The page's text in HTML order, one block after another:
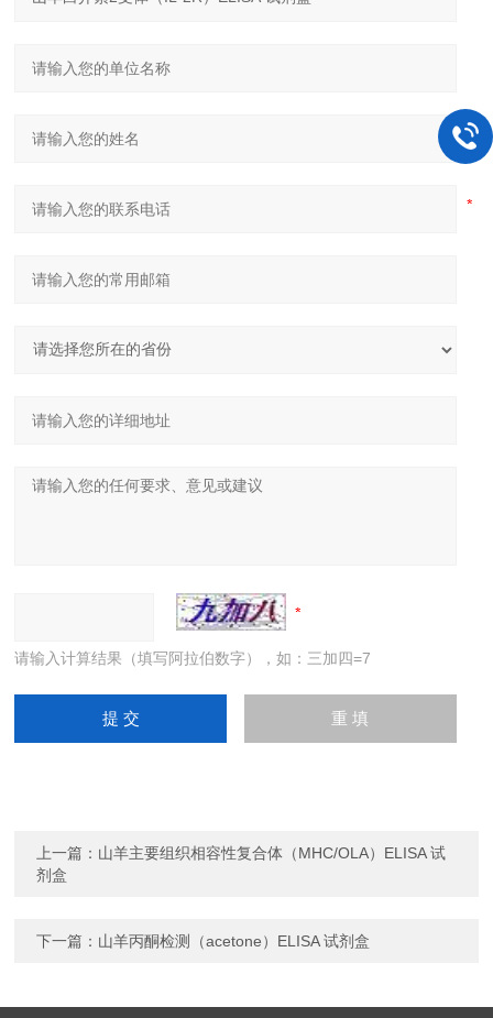
请输入计算结果（填写阿拉伯数字），如：三加四=7
上一篇： 山羊主要组织相容性复合体（MHC/OLA）ELISA 试
剂盒
下一篇： 山羊丙酮检测（acetone）ELISA 试剂盒